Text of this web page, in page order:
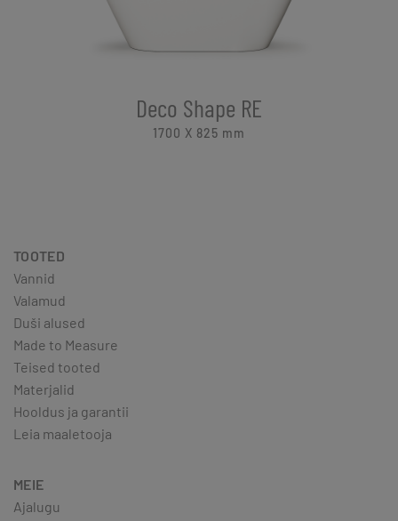
Deco Shape RE
1700 X 825 mm
TOOTED
Vannid
Valamud
Duši alused
Made to Measure
Teised tooted
Materjalid
Hooldus ja garantii
Leia maaletooja
MEIE
Ajalugu